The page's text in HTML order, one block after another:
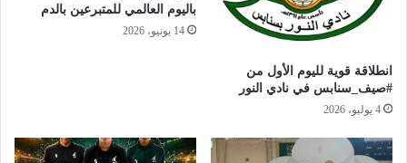
انطلاقة قوية لليوم الأول من
#صيف_سنابس في نادي النور
4 يوليو، 2026
باليوم العالمي للمتبرعين بالدم
14 يونيو، 2026